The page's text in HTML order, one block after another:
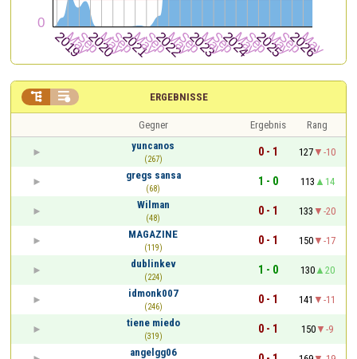
ERGEBNISSE
 
Gegner Ergebnis
Rang
yuncanos
(267)
0 - 1 127
-10
gregs sansa
(68)
1 - 0 113
14
Wilman
(48)
0 - 1 133
-20
MAGAZINE
(119)
0 - 1 150
-17
dublinkev
(224)
1 - 0 130
20
idmonk007
(246)
0 - 1 141
-11
tiene miedo
(319)
0 - 1 150
-9
angelgg06